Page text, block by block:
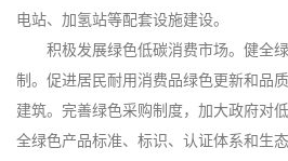
电站、加氢站等配套设施建设。
积极发展绿色低碳消费市场。健全
制。促进居民耐用消费品绿色更新和品
建筑。完善绿色采购制度，加大政府对
全绿色产品标准、标识、认证体系和生